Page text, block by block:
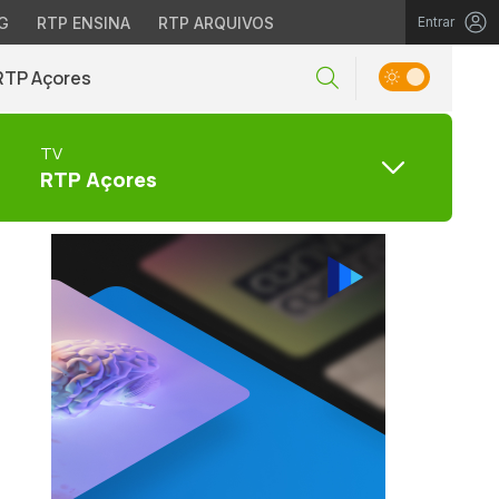
RTP ENSINA RTP ARQUIVOS Entrar
Açores
TV
RTP Açores